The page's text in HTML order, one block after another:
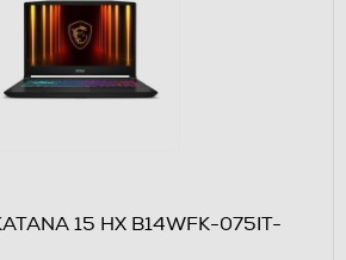
15 HX B14WFK-075IT-